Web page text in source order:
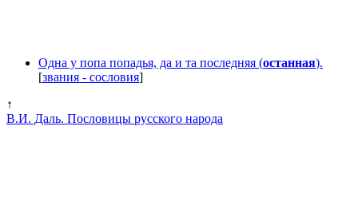
Одна у попа попадья, да и та последняя (останная).
[звания - сословия]
↑
В.И. Даль. Пословицы русского народа